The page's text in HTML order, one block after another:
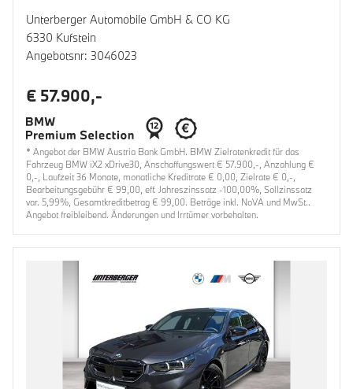
Unterberger Automobile GmbH & CO KG
6330 Kufstein
Angebotsnr: 3046023
€ 57.900,-
* Angebot der BMW Austria Bank GmbH. BMW Zielratenkredit für das
Fahrzeug BMW iX2 xDrive30, Anschaffungswert € 57.900,-, Anzahlung €
0,-, Laufzeit 36 Monate, monatliche Kreditrate € 0,00, Zielrate € 0,-,
Bearbeitungsgebühr € 99,00, eff. Jahreszinssatz -100,00%, Sollzinssatz
var. 5,99%, Gesamtkreditbetrag € 99,00. Beträge inkl. NoVA und MwSt..
Angebot freibleibend. Änderungen und Irrtümer vorbehalten.